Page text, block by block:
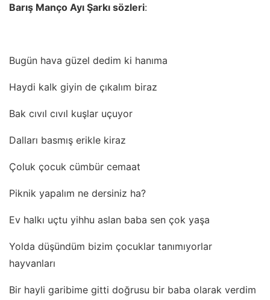
Barış Manço Ayı Şarkı sözleri:
Bugün hava güzel dedim ki hanıma
Haydi kalk giyin de çıkalım biraz
Bak cıvıl cıvıl kuşlar uçuyor
Dalları basmış erikle kiraz
Çoluk çocuk cümbür cemaat
Piknik yapalım ne dersiniz ha?
Ev halkı uçtu yihhu aslan baba sen çok yaşa
Yolda düşündüm bizim çocuklar tanımıyorlar
hayvanları
Bir hayli garibime gitti doğrusu bir baba olarak verdim